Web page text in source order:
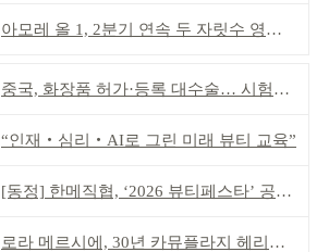
아모레 올 1, 2분기 연속 두 자릿수 영업이익률 기록
중국, 화장품 허가·등록 대수술… 시험자료 공용 허용
“인재‧심리‧AI로 그린 미래 뷰티 교육”
[동정] 한메직협, ‘2026 뷰티페스타’ 공동 주최
로라 메르시에, 30년 카뮤플라지 헤리티지 담아